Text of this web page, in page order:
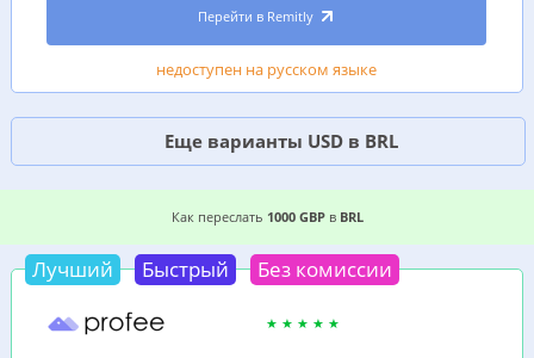
Перейти в Remitly
недоступен на русском языке
Еще варианты USD в BRL
7 ВЫГОДНЫХ СПОСОБОВ, ГДЕ ДЕШЕВЛЕ
Как переслать 1000 GBPв BRL
Лучший Быстрый Без комиссии